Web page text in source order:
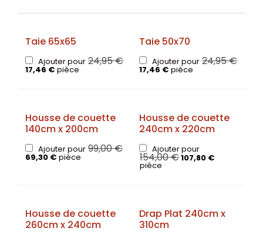
Taie 65x65
Ajouter pour 24,95€
17,46 € pièce
Taie 50x70
Ajouter pour 24,95€
17,46 € pièce
Housse de couette
140cm x 200cm
Ajouter pour 99,00€
69,30 € pièce
Housse de couette
240cm x 220cm
Ajouter pour
154,00€107,80 €
pièce
Housse de couette
260cm x 240cm
Drap Plat 240cm x
310cm